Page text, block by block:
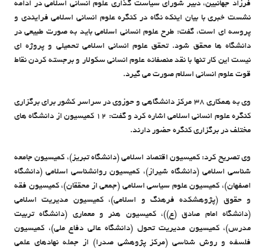
فرزاد جهانبین، دبیر شورای سیاست گذاری علوم انسانی اسلامی در ادامه
نشست خبری با بیان اینکه نگاه در کنگره علوم انسانی اسلامی فرایندی و
پروسه ای است، گفت: طرح علوم انسانی اسلامی باید به صورت طبیعی در
دانشگاه ها محقق شود. تحقق علوم انسانی اسلامی تحمیلی و پروژه ای
نیست این کار تنها با نقد منصفانه علوم انسانی سکولار و برجسته کردن نقاط
قوت علوم انسانی اسلام صورت می گیرد.
وی به همکاری 38 مرکز دانشگاهی و حوزوی در سراسر کشور برای برگزاری
کنگره علوم انسانی اسلامی اشاره کرد و گفت: 12 کمیسیون از دانشگاه های
مختلف در برگزاری کنگره حضور دارند.
وی تصریح کرد: کمیسیون اقتصاد اسلامی (دانشگاه تبریز)، کمیسیون جامعه
شناسی اسلامی (دانشگاه شیراز)، کمیسیون روانشناسی اسلامی (دانشگاه
اصفهان)، کمیسیون علوم سیاسی اسلامی (جمعی از محققان)، کمیسیون فقه
و حقوق (پژوهشکده فرهنگ و اسلامی)، کمیسیون مدیریت اسلامی
(دانشگاه امام صادق (ع))، کمیسیون هنر و معماری (دانشگاه تربیت
مدرس)، کمیسیون مدیریت تحول (دانشگاه عالی دفاع ملی)، کمیسیون
فلسفه و روش شناسی (مرکز پژوهشی صدرا) از جمله نهادهای علمی